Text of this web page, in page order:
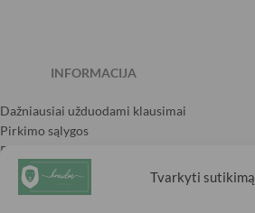
Tvarkyti sutikimą
INFORMACIJA
Dažniausiai užduodami klausimai
Pirkimo sąlygos
Prekių grąžinimo sąlygos
Privatumo politika